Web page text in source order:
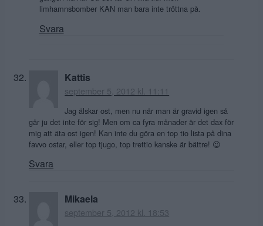
limhamnsbomber KAN man bara inte tröttna på.
Svara
Kattis
september 5, 2012 kl. 11:11
Jag älskar ost, men nu när man är gravid igen så
går ju det inte för sig! Men om ca fyra månader är det dax för
mig att äta ost igen! Kan inte du göra en top tio lista på dina
favvo ostar, eller top tjugo, top trettio kanske är bättre! 😉
Svara
Mikaela
september 5, 2012 kl. 18:53